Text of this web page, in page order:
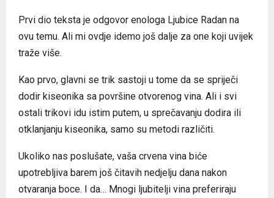
Prvi dio teksta je odgovor enologa Ljubice Radan na
ovu temu. Ali mi ovdje idemo još dalje za one koji uvijek
traže više.
Kao prvo, glavni se trik sastoji u tome da se spriječi
dodir kiseonika sa površine otvorenog vina. Ali i svi
ostali trikovi idu istim putem, u sprečavanju dodira ili
otklanjanju kiseonika, samo su metodi različiti.
Ukoliko nas poslušate, vaša crvena vina biće
upotrebljiva barem još čitavih nedjelju dana nakon
otvaranja boce. I da… Mnogi ljubitelji vina preferiraju